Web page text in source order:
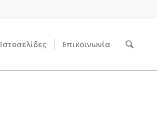
Ιστοσελίδες Επικοινωνία